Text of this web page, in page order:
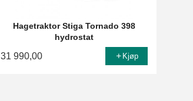
Hagetraktor Stiga Tornado 398
hydrostat
31 990,00 Kjøp